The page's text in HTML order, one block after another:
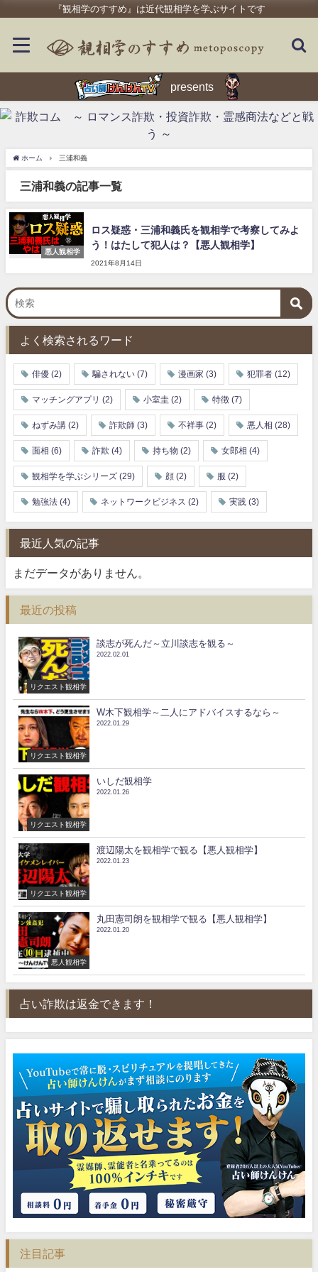
『観相学のすすめ』は近代観相学を学ぶサイトです
presents
ホーム 三浦和義
三浦和義の記事一覧
悪人観相学
ロス疑惑・三浦和義氏を観相学で考察してみよ
う！はたして犯人は？【悪人観相学】
2021年8月14日
よく検索されるワード
俳優 (2) 騙されない (7) 漫画家 (3) 犯罪者 (12)
マッチングアプリ (2) 小室圭 (2) 特徴 (7)
ねずみ講 (2) 詐欺師 (3) 不祥事 (2) 悪人相 (28)
面相 (6) 詐欺 (4) 持ち物 (2) 女郎相 (4)
観相学を学ぶシリーズ (29) 顔 (2) 服 (2)
勉強法 (4) ネットワークビジネス (2) 実践 (3)
最近人気の記事
まだデータがありません。
最近の投稿
リクエスト観相学
談志が死んだ～立川談志を観る～
2022.02.01
リクエスト観相学
W木下観相学～二人にアドバイスするなら～
2022.01.29
リクエスト観相学
いしだ観相学
2022.01.26
リクエスト観相学
渡辺陽太を観相学で観る【悪人観相学】
2022.01.23
悪人観相学
丸田憲司朗を観相学で観る【悪人観相学】
2022.01.20
占い詐欺は返金できます！
注目記事